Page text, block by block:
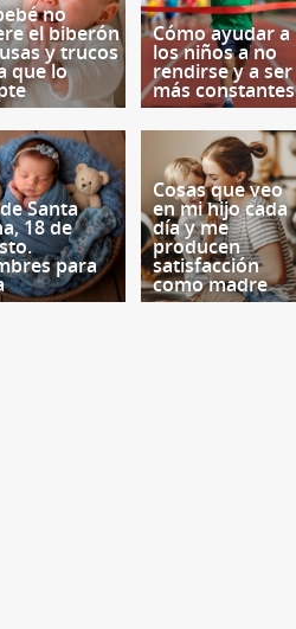
no
el biberón
y trucos
que lo
Cómo ayudar a
los niños a no
rendirse y a ser
más constantes
Santa
18 de
para
Cosas que veo
en mi hijo cada
día y me
producen
satisfacción
como madre